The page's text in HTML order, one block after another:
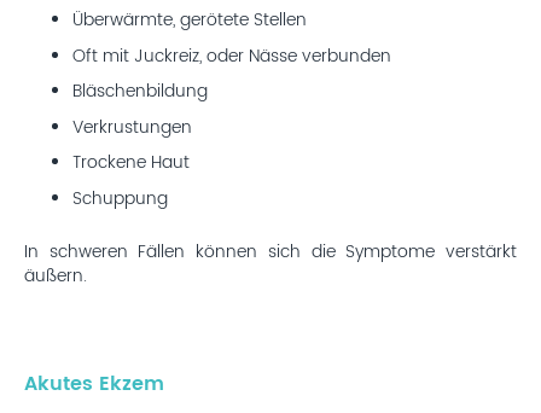
Überwärmte, gerötete Stellen
Oft mit Juckreiz, oder Nässe verbunden
Bläschenbildung
Verkrustungen
Trockene Haut
Schuppung
In schweren Fällen können sich die Symptome verstärkt
äußern.
Akutes Ekzem